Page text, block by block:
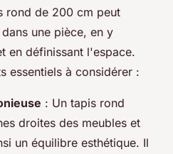
rond de 200 cm peut
une pièce, en y
en définissant l'espace.
essentiels à considérer :
: Un tapis rond
droites des meubles et
un équilibre esthétique. Il